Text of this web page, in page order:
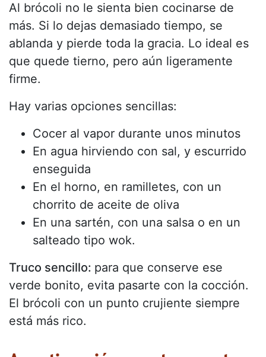
Al brócoli no le sienta bien cocinarse de
más. Si lo dejas demasiado tiempo, se
ablanda y pierde toda la gracia. Lo ideal es
que quede tierno, pero aún ligeramente
firme.
Hay varias opciones sencillas:
Cocer al vapor durante unos minutos
En agua hirviendo con sal, y escurrido
enseguida
En el horno, en ramilletes, con un
chorrito de aceite de oliva
En una sartén, con una salsa o en un
salteado tipo wok.
Truco sencillo: para que conserve ese
verde bonito, evita pasarte con la cocción.
El brócoli con un punto crujiente siempre
está más rico.